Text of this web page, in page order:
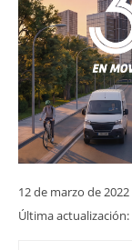
12 de marzo de 2022
Última actualización: